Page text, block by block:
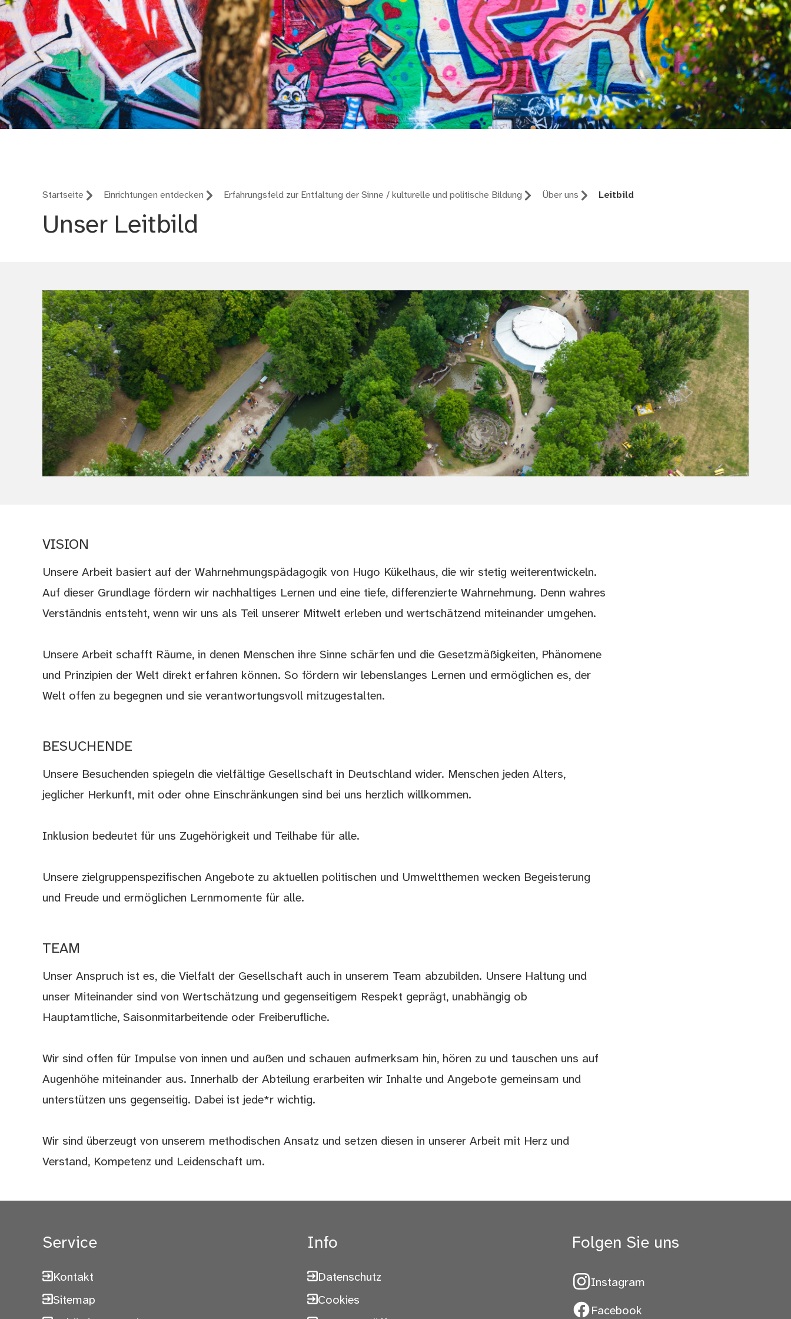
Startseite Einrichtungen entdecken Erfahrungsfeld zur Entfaltung der Sinne / kulturelle und politische Bildung Über uns Leitbild
Unser Leitbild
VISION
Unsere Arbeit basiert auf der Wahrnehmungspädagogik von Hugo Kükelhaus, die wir stetig weiterentwickeln.
Auf dieser Grundlage fördern wir nachhaltiges Lernen und eine tiefe, differenzierte Wahrnehmung. Denn wahres
Verständnis entsteht, wenn wir uns als Teil unserer Mitwelt erleben und wertschätzend miteinander umgehen.
Unsere Arbeit schafft Räume, in denen Menschen ihre Sinne schärfen und die Gesetzmäßigkeiten, Phänomene
und Prinzipien der Welt direkt erfahren können. So fördern wir lebenslanges Lernen und ermöglichen es, der
Welt offen zu begegnen und sie verantwortungsvoll mitzugestalten.
BESUCHENDE
Unsere Besuchenden spiegeln die vielfältige Gesellschaft in Deutschland wider. Menschen jeden Alters,
jeglicher Herkunft, mit oder ohne Einschränkungen sind bei uns herzlich willkommen.
Inklusion bedeutet für uns Zugehörigkeit und Teilhabe für alle.
Unsere zielgruppenspezifischen Angebote zu aktuellen politischen und Umweltthemen wecken Begeisterung
und Freude und ermöglichen Lernmomente für alle.
TEAM
Unser Anspruch ist es, die Vielfalt der Gesellschaft auch in unserem Team abzubilden. Unsere Haltung und
unser Miteinander sind von Wertschätzung und gegenseitigem Respekt geprägt, unabhängig ob
Hauptamtliche, Saisonmitarbeitende oder Freiberufliche.
Wir sind offen für Impulse von innen und außen und schauen aufmerksam hin, hören zu und tauschen uns auf
Augenhöhe miteinander aus. Innerhalb der Abteilung erarbeiten wir Inhalte und Angebote gemeinsam und
unterstützen uns gegenseitig. Dabei ist jede*r wichtig.
Wir sind überzeugt von unserem methodischen Ansatz und setzen diesen in unserer Arbeit mit Herz und
Verstand, Kompetenz und Leidenschaft um.
Service
Kontakt
Sitemap
Info
Datenschutz
Cookies
Folgen Sie uns
Instagram
Facebook